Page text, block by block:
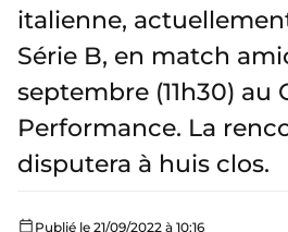
italienne,
Série B, en match
septembre (11h30) au
Performance. La
disputera à huis clos.
Publié le 21/09/2022 à 10:16